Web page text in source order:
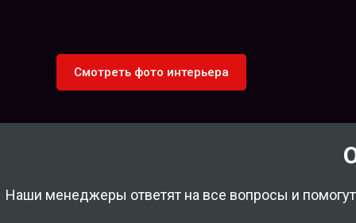
Смотреть фото интерьера
Наши менеджеры ответят на все вопросы и